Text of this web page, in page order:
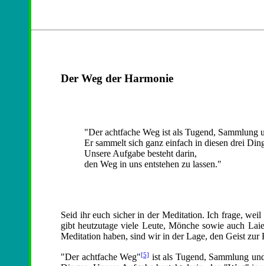
Der Weg der Harmonie
"Der achtfache Weg ist als Tugend, Sammlung
Er sammelt sich ganz einfach in diesen drei
Unsere Aufgabe besteht darin,
den Weg in uns entstehen zu lassen."
Seid ihr euch sicher in der Meditation. Ich frage,
gibt heutzutage viele Leute, Mönche sowie auch
Meditation haben, sind wir in der Lage, den Geist zur
"Der achtfache Weg"[5] ist als Tugend, Sammlung